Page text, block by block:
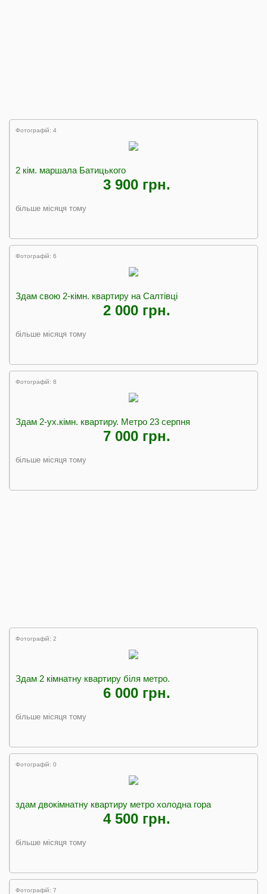
Фотографій: 4
2 кім. маршала Батицького
3 900 грн.
більше місяця тому
Фотографій: 6
Здам свою 2-кімн. квартиру на Салтівці
2 000 грн.
більше місяця тому
Фотографій: 8
Здам 2-ух.кімн. квартиру. Метро 23 серпня
7 000 грн.
більше місяця тому
Фотографій: 2
Здам 2 кімнатну квартиру біля метро.
6 000 грн.
більше місяця тому
Фотографій: 0
здам двокімнатну квартиру метро холодна гора
4 500 грн.
більше місяця тому
Фотографій: 7